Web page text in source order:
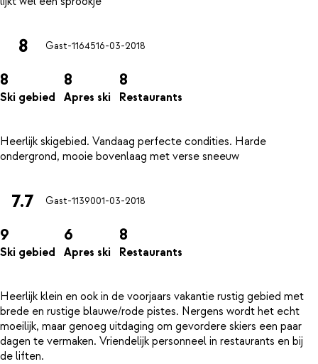
8 Gast-1164516-03-2018
8
Ski gebied
8
Apres ski
8
Restaurants
Heerlijk skigebied. Vandaag perfecte condities. Harde
7.7 Gast-1139001-03-2018
9
Ski gebied
6
Apres ski
8
Restaurants
Heerlijk klein en ook in de voorjaars vakantie rustig gebied met
brede en rustige blauwe/rode pistes. Nergens wordt het echt
moeilijk, maar genoeg uitdaging om gevordere skiers een paar
dagen te vermaken. Vriendelijk personneel in restaurants en bij